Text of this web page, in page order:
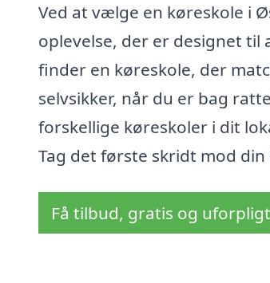
Ved at vælge en køreskole i
oplevelse, der er designet
finder en køreskole, der
selvsikker, når du er bag
forskellige køreskoler i dit
Tag det første skridt mod
Få tilbud, gratis og